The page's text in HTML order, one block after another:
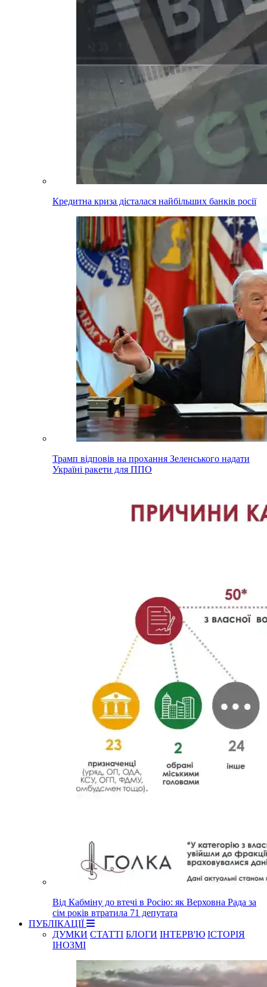
Кредитна криза дісталася найбільших банків росії
Трамп відповів на прохання Зеленського надати
Україні ракети для ППО
Від Кабміну до втечі в Росію: як Верховна Рада за
сім років втратила 71 депутата
ПУБЛІКАЦІЇ
ДУМКИ СТАТТІ БЛОГИ ІНТЕРВ'Ю ІСТОРІЯ
ІНОЗМІ